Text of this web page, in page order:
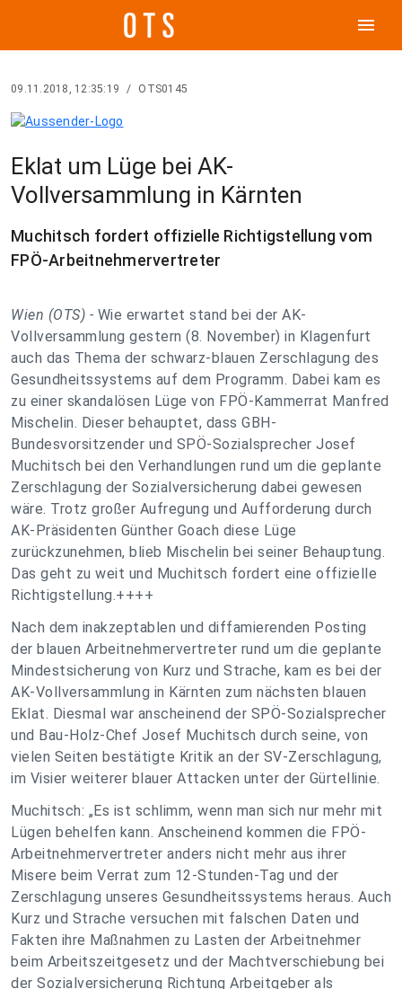
menu
09.11.2018, 12:35:19 / OTS0145
Eklat um Lüge bei AK-
Vollversammlung in Kärnten
Muchitsch fordert offizielle Richtigstellung vom
FPÖ-Arbeitnehmervertreter
Wien (OTS) - Wie erwartet stand bei der AK-
Vollversammlung gestern (8. November) in Klagenfurt
auch das Thema der schwarz-blauen Zerschlagung des
Gesundheitssystems auf dem Programm. Dabei kam es
zu einer skandalösen Lüge von FPÖ-Kammerrat Manfred
Mischelin. Dieser behauptet, dass GBH-
Bundesvorsitzender und SPÖ-Sozialsprecher Josef
Muchitsch bei den Verhandlungen rund um die geplante
Zerschlagung der Sozialversicherung dabei gewesen
wäre. Trotz großer Aufregung und Aufforderung durch
AK-Präsidenten Günther Goach diese Lüge
zurückzunehmen, blieb Mischelin bei seiner Behauptung.
Das geht zu weit und Muchitsch fordert eine offizielle
Richtigstellung.++++
Nach dem inakzeptablen und diffamierenden Posting
der blauen Arbeitnehmervertreter rund um die geplante
Mindestsicherung von Kurz und Strache, kam es bei der
AK-Vollversammlung in Kärnten zum nächsten blauen
Eklat. Diesmal war anscheinend der SPÖ-Sozialsprecher
und Bau-Holz-Chef Josef Muchitsch durch seine, von
vielen Seiten bestätigte Kritik an der SV-Zerschlagung,
im Visier weiterer blauer Attacken unter der Gürtellinie.
Muchitsch: „Es ist schlimm, wenn man sich nur mehr mit
Lügen behelfen kann. Anscheinend kommen die FPÖ-
Arbeitnehmervertreter anders nicht mehr aus ihrer
Misere beim Verrat zum 12-Stunden-Tag und der
Zerschlagung unseres Gesundheitssystems heraus. Auch
Kurz und Strache versuchen mit falschen Daten und
Fakten ihre Maßnahmen zu Lasten der Arbeitnehmer
beim Arbeitszeitgesetz und der Machtverschiebung bei
der Sozialversicherung Richtung Arbeitgeber als